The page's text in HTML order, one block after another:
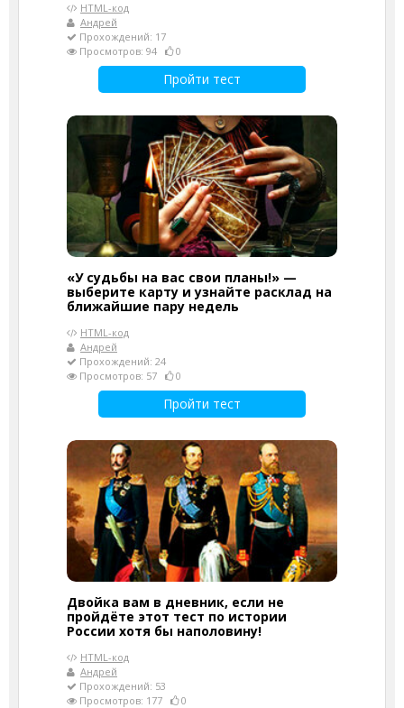
HTML-код
Андрей
Прохождений: 17
Просмотров: 94
0
Пройти тест
«У судьбы на вас свои планы!» —
выберите карту и узнайте расклад на
ближайшие пару недель
HTML-код
Андрей
Прохождений: 24
Просмотров: 57
0
Пройти тест
Двойка вам в дневник, если не
пройдёте этот тест по истории
России хотя бы наполовину!
HTML-код
Андрей
Прохождений: 53
Просмотров: 177
0